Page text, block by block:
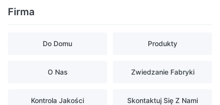
Firma
Do Domu Produkty
O Nas Zwiedzanie Fabryki
Kontrola Jakości Skontaktuj Się Z Nami